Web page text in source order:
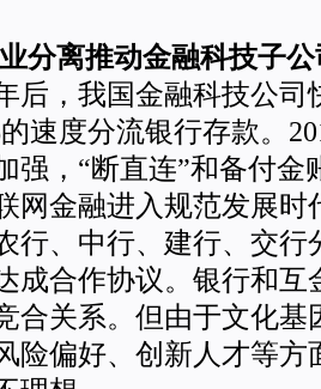
分离推动金融科技子
后，我国金融科技公
速度分流银行存款。
强，“断直连”和备付金
网金融进入规范发展时
行、中行、建行、交行
成合作协议。银行和互
合关系。但由于文化基
险偏好、创新人才等方